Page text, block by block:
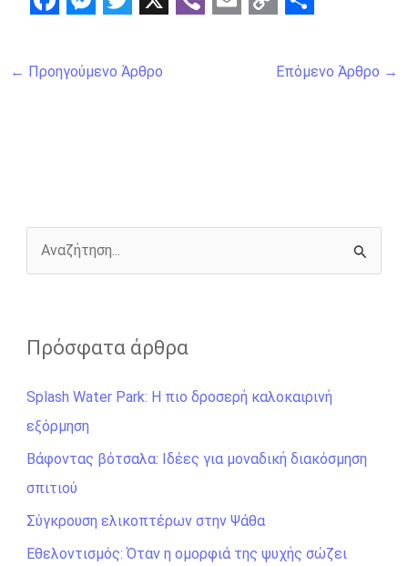
a
c
k
s
e
r
w
i
k
h
a
← Προηγούμενο Άρθρο Επόμενο Άρθρο →
ζ
τ
η
σ
η
γ
ι
Πρόσφατα άρθρα
Splash Water Park: Η πιο δροσερή καλοκαιρινή
εξόρμηση
Βάφοντας βότσαλα: Ιδέες για μοναδική διακόσμηση
σπιτιού
Σύγκρουση ελικοπτέρων στην Ψάθα
Εθελοντισμός: Όταν η ομορφιά της ψυχής σώζει